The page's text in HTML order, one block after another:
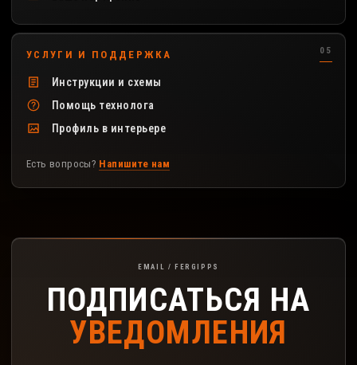
УСЛУГИ И ПОДДЕРЖКА
Инструкции и схемы
Помощь технолога
Профиль в интерьере
Есть вопросы? Напишите нам
Подписка на рассылку FerGipps
EMAIL / FERGIPPS
ПОДПИСАТЬСЯ НА
УВЕДОМЛЕНИЯ